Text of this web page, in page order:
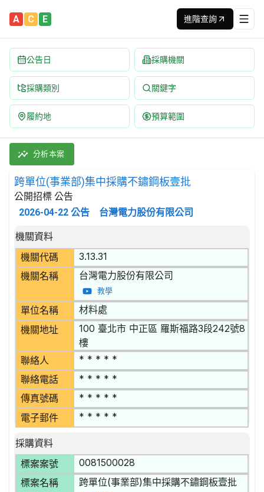
A C E 進階查詢
公告日 採購機關
採購類別 關鍵字
履約地 預算範圍
跨單位(事業部)集中採購不鏽鋼板壹批 招標公告 | 案號：
採購類別：財物類 電力傳輸、控制設備及其零件 | 招標方
分析本案
跨單位(事業部)集中採購不鏽鋼板壹批
公開招標 公告
2026-04-22 公告 台灣電力股份有限公司
招標公告詳細內容
機關資料
機關代碼
3.13.31
機關名稱 台灣電力股份有限公司
教學
單位名稱 材料處
機關地址
100 臺北市 中正區 羅斯福路3段242號8
樓
聯絡人 * * * * *
聯絡電話 * * * * *
傳真號碼 * * * * *
電子郵件 * * * * *
採購資料
標案案號
0081500028
標案名稱 跨單位(事業部)集中採購不鏽鋼板壹批